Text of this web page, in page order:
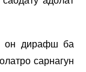
он дирафш ба
сарнагун